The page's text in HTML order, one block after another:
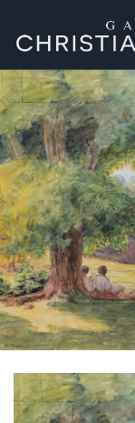
ACCUEIL
ŒUVRES
GALERIE
CONTACT
SEARCH SITE